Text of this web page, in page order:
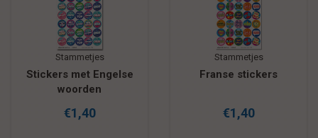
Stammetjes
Stickers met Engelse
woorden
€1,40
Stammetjes
Franse stickers
€1,40